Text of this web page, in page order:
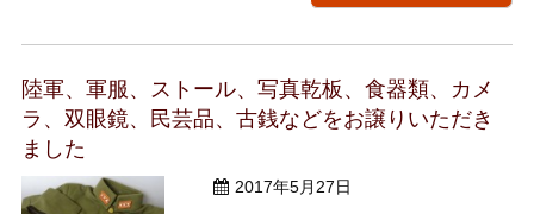
存在した団体で、主な活動としては
げられます。 当時の写真や再現VTRな
...
陸軍、軍服、ストール、写真乾板、食器類、カメ
ラ、双眼鏡、民芸品、古銭などをお譲りいただき
ました
2017年5月27日